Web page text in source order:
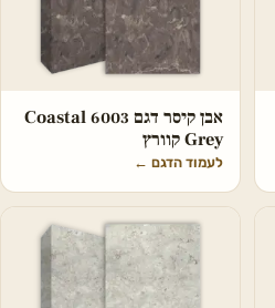
אבן קיסר דגם 6003 Coastal
Grey קוורץ
לעמוד הדגם ←